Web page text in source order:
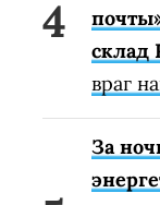
склад
враг
За